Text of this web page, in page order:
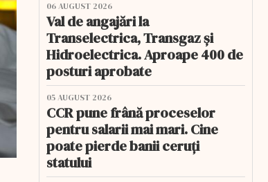
06 AUGUST 2026
Val de angajări la
Transelectrica, Transgaz și
Hidroelectrica. Aproape 400 de
posturi aprobate
05 AUGUST 2026
CCR pune frână proceselor
pentru salarii mai mari. Cine
poate pierde banii ceruți
statului